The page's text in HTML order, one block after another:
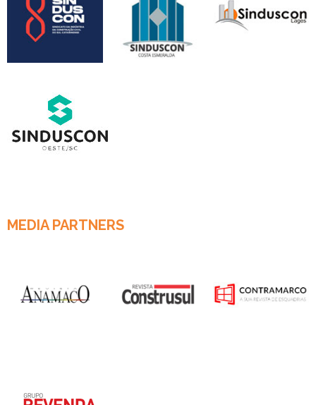
MEDIA PARTNERS